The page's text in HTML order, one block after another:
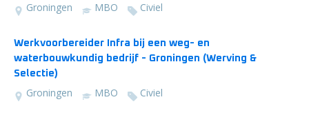
Groningen MBO Civiel
Werkvoorbereider Infra bij een weg- en
waterbouwkundig bedrijf - Groningen (Werving &
Selectie)
Groningen MBO Civiel